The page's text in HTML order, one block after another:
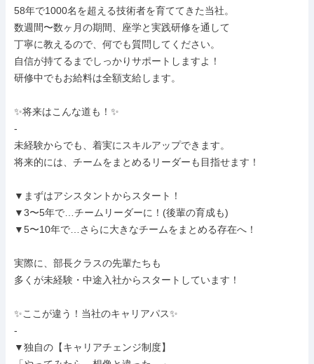
58年で1000名を超える技術者を育ててきた当社。
数週間〜数ヶ月の期間、座学と実践研修を通して
丁寧に教えるので、何でも質問してください。
自信が持てるまでしっかりサポートしますよ！
研修中でもお給料は全額支給します。
✨将来はこんな道も！✨
-
未経験からでも、着実にスキルアップできます。
将来的には、チームをまとめるリーダーも目指せます！
▼まずはアシスタントからスタート！
▼3〜5年で…チームリーダーに！(後輩の育成も)
▼5〜10年で…さらに大きなチームをまとめる存在へ！
実際に、部長クラスの先輩たちも
多くが未経験・中途入社からスタートしています！
✨ここが違う！当社のキャリアパス✨
-
▼独自の【キャリアチェンジ制度】